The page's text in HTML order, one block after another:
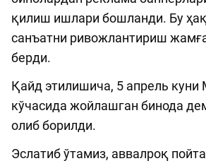
қилиш ишлари бошланди. Бу
санъатни ривожлантириш
берди.
Қайд этилишича, 5 апрель куни
кўчасида жойлашган бинода
олиб борилди.
Эслатиб ўтамиз, аввалроқ